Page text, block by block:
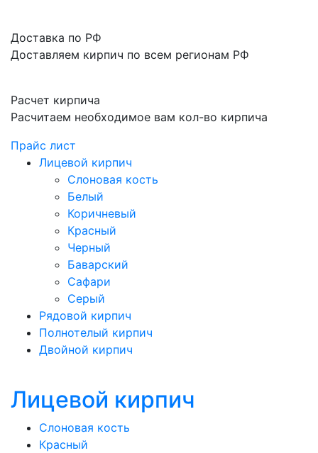
Доставка по РФ
Доставляем кирпич по всем регионам РФ
Расчет кирпича
Расчитаем необходимое вам кол-во кирпича
Прайс лист
Лицевой кирпич
Слоновая кость
Белый
Коричневый
Красный
Черный
Баварский
Сафари
Серый
Рядовой кирпич
Полнотелый кирпич
Двойной кирпич
Лицевой кирпич
Слоновая кость
Красный